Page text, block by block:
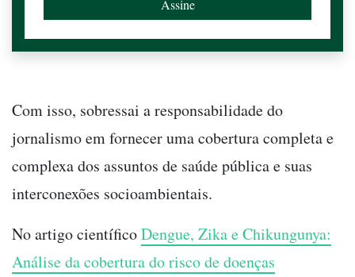
Com isso, sobressai a responsabilidade do
jornalismo em fornecer uma cobertura completa e
complexa dos assuntos de saúde pública e suas
interconexões socioambientais.
No artigo científicoDengue, Zika e Chikungunya:
Análise da cobertura do risco de doenças